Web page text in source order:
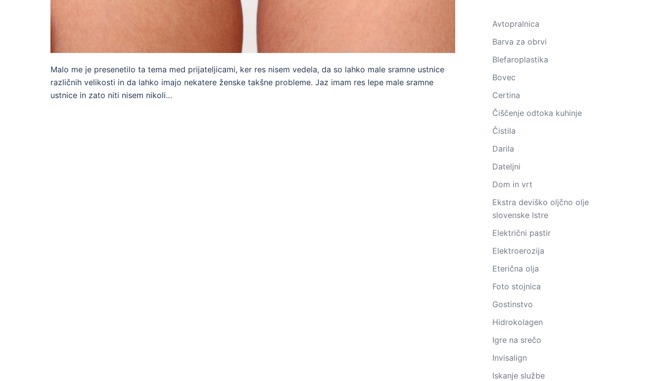
Malo me je presenetilo ta tema med prijateljicami, ker res nisem vedela, da so lahko male sramne ustnice
različnih velikosti in da lahko imajo nekatere ženske takšne probleme. Jaz imam res lepe male sramne
ustnice in zato niti nisem nikoli…
Avtopralnica
Barva za obrvi
Blefaroplastika
Bovec
Certina
Čiščenje odtoka kuhinje
Čistila
Darila
Dateljni
Dom in vrt
Ekstra deviško oljčno olje
slovenske Istre
Električni pastir
Elektroerozija
Eterična olja
Foto stojnica
Gostinstvo
Hidrokolagen
Igre na srečo
Invisalign
Iskanje službe